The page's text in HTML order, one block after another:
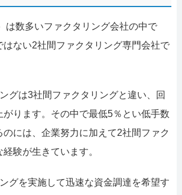
は数多いファクタリング会社の中で
はない2社間ファクタリング専門会社で
グは3社間ファクタリングと違い、回
がります。その中で最低5％とい低手数
には、企業努力に加えて2社間ファク
験が生きています。
グを実施して迅速な資金調達を希望す